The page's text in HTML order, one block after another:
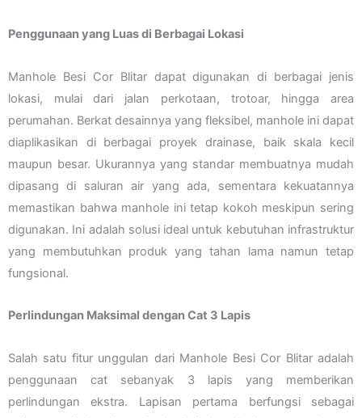
Penggunaan yang Luas di Berbagai Lokasi
Manhole Besi Cor Blitar dapat digunakan di berbagai jenis
lokasi, mulai dari jalan perkotaan, trotoar, hingga area
perumahan. Berkat desainnya yang fleksibel, manhole ini dapat
diaplikasikan di berbagai proyek drainase, baik skala kecil
maupun besar. Ukurannya yang standar membuatnya mudah
dipasang di saluran air yang ada, sementara kekuatannya
memastikan bahwa manhole ini tetap kokoh meskipun sering
digunakan. Ini adalah solusi ideal untuk kebutuhan infrastruktur
yang membutuhkan produk yang tahan lama namun tetap
fungsional.
Perlindungan Maksimal dengan Cat 3 Lapis
Salah satu fitur unggulan dari Manhole Besi Cor Blitar adalah
penggunaan cat sebanyak 3 lapis yang memberikan
perlindungan ekstra. Lapisan pertama berfungsi sebagai